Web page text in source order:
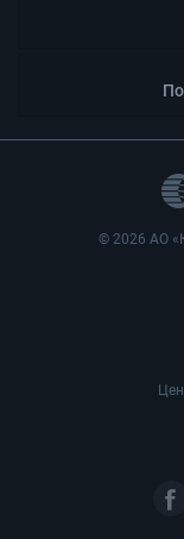
© 2026 АО